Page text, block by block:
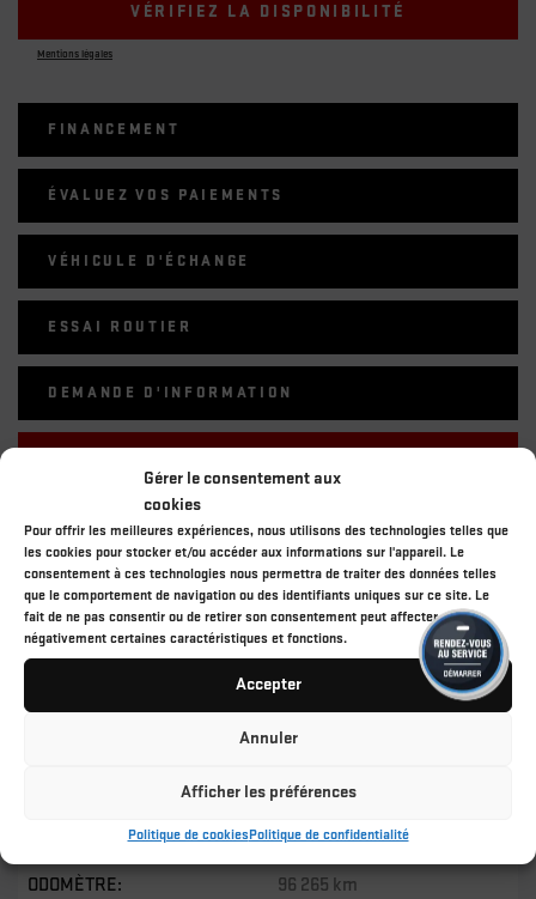
Gérer le consentement aux
cookies
Pour offrir les meilleures expériences, nous utilisons des technologies telles que
les cookies pour stocker et/ou accéder aux informations sur l'appareil. Le
consentement à ces technologies nous permettra de traiter des données telles
que le comportement de navigation ou des identifiants uniques sur ce site. Le
fait de ne pas consentir ou de retirer son consentement peut affecter
négativement certaines caractéristiques et fonctions.
Accepter
Annuler
Afficher les préférences
Politique de cookiesPolitique de confidentialité
2018
ODOMÈTRE: 96 265 km
VÉRIFIEZ LA DISPONIBILITÉ
Mentions légales
FINANCEMENT
ÉVALUEZ VOS PAIEMENTS
VÉHICULE D'ÉCHANGE
ESSAI ROUTIER
DEMANDE D'INFORMATION
ÉVALUEZ VOTRE VÉHICULE EN LIGNE
ESTIMATION GRATUITE ET IMMÉDIATE !
COMMENCER